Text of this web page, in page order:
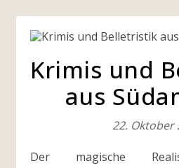
Krimis und
aus
22. Oktober
Der magische Realismus in der